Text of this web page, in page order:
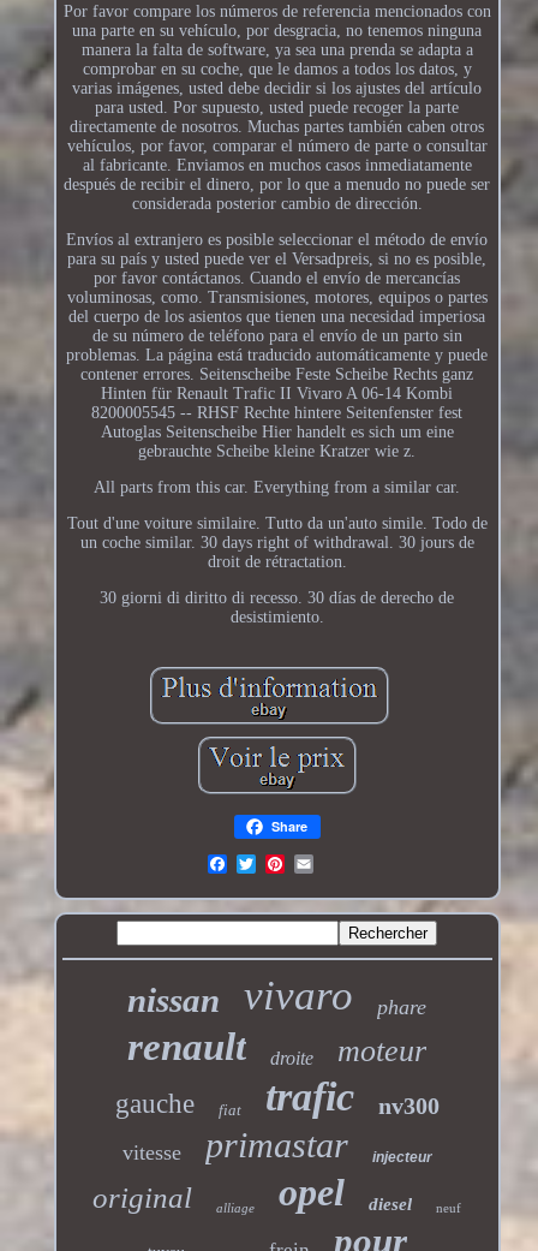
Por favor compare los números de referencia mencionados con
una parte en su vehículo, por desgracia, no tenemos ninguna
manera la falta de software, ya sea una prenda se adapta a
comprobar en su coche, que le damos a todos los datos, y
varias imágenes, usted debe decidir si los ajustes del artículo
para usted. Por supuesto, usted puede recoger la parte
directamente de nosotros. Muchas partes también caben otros
vehículos, por favor, comparar el número de parte o consultar
al fabricante. Enviamos en muchos casos inmediatamente
después de recibir el dinero, por lo que a menudo no puede ser
considerada posterior cambio de dirección.
Envíos al extranjero es posible seleccionar el método de envío
para su país y usted puede ver el Versadpreis, si no es posible,
por favor contáctanos. Cuando el envío de mercancías
voluminosas, como. Transmisiones, motores, equipos o partes
del cuerpo de los asientos que tienen una necesidad imperiosa
de su número de teléfono para el envío de un parto sin
problemas. La página está traducido automáticamente y puede
contener errores. Seitenscheibe Feste Scheibe Rechts ganz
Hinten für Renault Trafic II Vivaro A 06-14 Kombi
8200005545 -- RHSF Rechte hintere Seitenfenster fest
Autoglas Seitenscheibe Hier handelt es sich um eine
gebrauchte Scheibe kleine Kratzer wie z.
All parts from this car. Everything from a similar car.
Tout d'une voiture similaire. Tutto da un'auto simile. Todo de
un coche similar. 30 days right of withdrawal. 30 jours de
droit de rétractation.
30 giorni di diritto di recesso. 30 días de derecho de
desistimiento.
Share
nissan vivaro phare
renault droite moteur
gauche fiat trafic nv300
vitesse primastar injecteur
original alliage opel diesel neuf
pour